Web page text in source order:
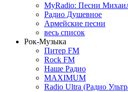
MyRadio: Песни
Радио Душевное
Армейские песни
весь список
Рок-Музыка
Питер FM
Rock FM
Наше Радио
MAXIMUM
Radio Ultra (Радио